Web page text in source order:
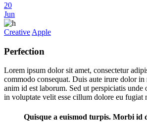
20
Jun
Creative Apple
Perfection
Lorem ipsum dolor sit amet, consectetur
commodo consequat. Duis aute irure dolor
anim id est laborum. Sed ut perspiciatis
in voluptate velit esse cillum dolore eu fugiat
Quisque a euismod turpis. Morbi id